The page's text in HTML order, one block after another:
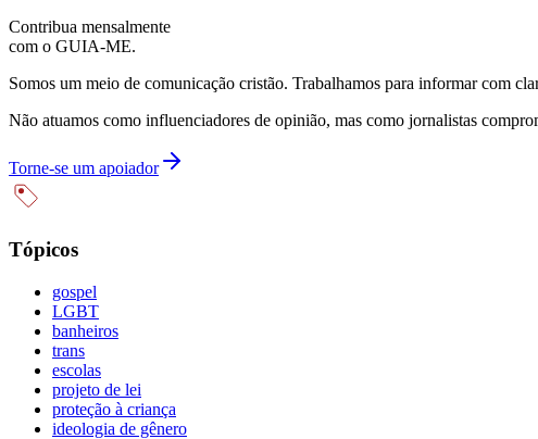
Contribua mensalmente
com o GUIA-ME.
Somos um meio de comunicação cristão. Trabalhamos para informar com
Não atuamos como influenciadores de opinião, mas como jornalistas
Torne-se um apoiador
Tópicos
gospel
LGBT
banheiros
trans
escolas
projeto de lei
proteção à criança
ideologia de gênero